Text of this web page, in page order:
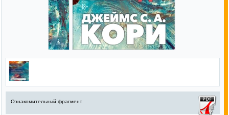
Ознакомительный фрагмент